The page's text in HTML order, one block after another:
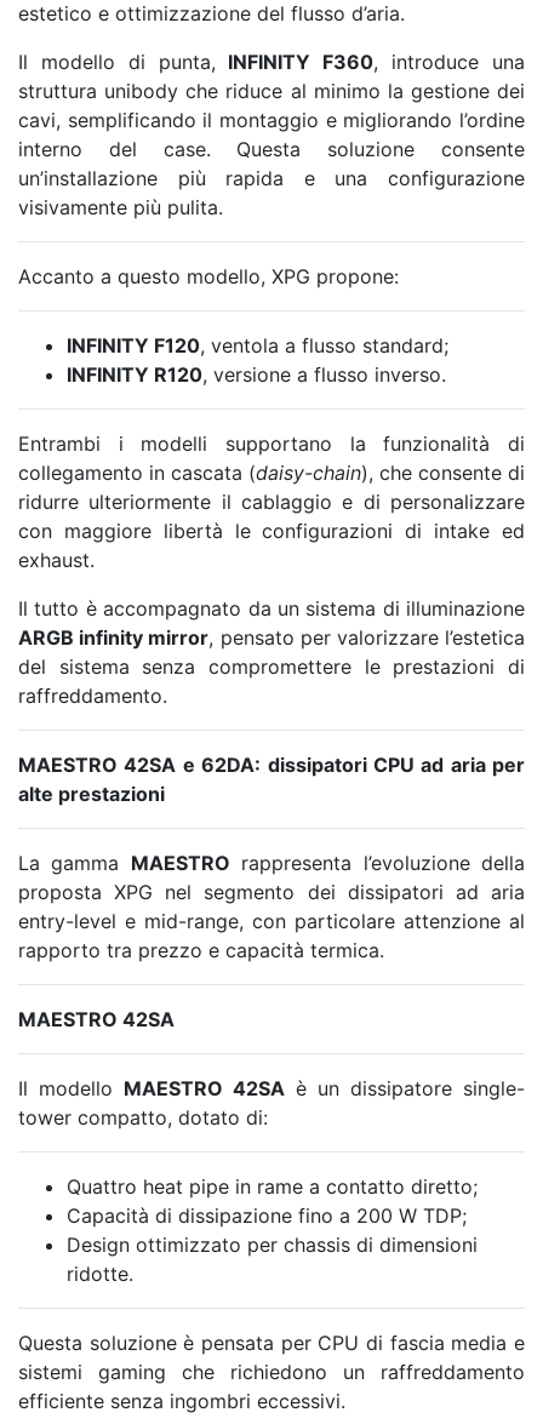
estetico e ottimizzazione del flusso d’aria.
Il modello di punta, INFINITY F360, introduce una
struttura unibody che riduce al minimo la gestione dei
cavi, semplificando il montaggio e migliorando l’ordine
interno del case. Questa soluzione consente
un’installazione più rapida e una configurazione
visivamente più pulita.
Accanto a questo modello, XPG propone:
INFINITY F120, ventola a flusso standard;
INFINITY R120, versione a flusso inverso.
Entrambi i modelli supportano la funzionalità di
collegamento in cascata (daisy-chain), che consente di
ridurre ulteriormente il cablaggio e di personalizzare
con maggiore libertà le configurazioni di intake ed
exhaust.
Il tutto è accompagnato da un sistema di illuminazione
ARGB infinity mirror, pensato per valorizzare l’estetica
del sistema senza compromettere le prestazioni di
raffreddamento.
MAESTRO 42SA e 62DA: dissipatori CPU ad aria per
alte prestazioni
La gamma MAESTRO rappresenta l’evoluzione della
proposta XPG nel segmento dei dissipatori ad aria
entry-level e mid-range, con particolare attenzione al
rapporto tra prezzo e capacità termica.
MAESTRO 42SA
Il modello MAESTRO 42SA è un dissipatore single-
tower compatto, dotato di:
Quattro heat pipe in rame a contatto diretto;
Capacità di dissipazione fino a 200 W TDP;
Design ottimizzato per chassis di dimensioni
ridotte.
Questa soluzione è pensata per CPU di fascia media e
sistemi gaming che richiedono un raffreddamento
efficiente senza ingombri eccessivi.